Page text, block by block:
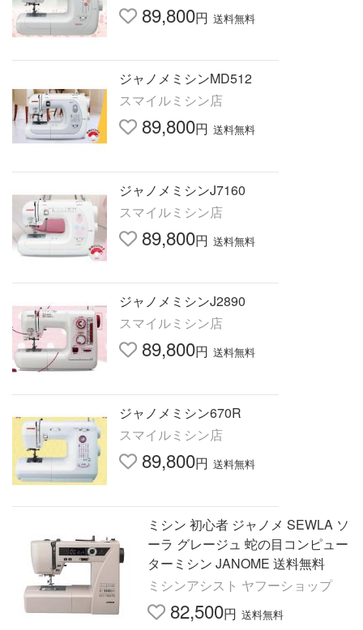
89,800円 送料無料
ジャノメミシンMD512
スマイルミシン店
89,800円 送料無料
ジャノメミシンJ7160
スマイルミシン店
89,800円 送料無料
ジャノメミシンJ2890
スマイルミシン店
89,800円 送料無料
ジャノメミシン670R
スマイルミシン店
89,800円 送料無料
ミシン 初心者 ジャノメ SEWLA ソ
ーラ グレージュ 蛇の目コンピュー
ターミシン JANOME 送料無料
ミシンアシスト ヤフーショップ
82,500円 送料無料